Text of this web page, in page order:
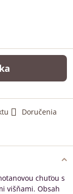
Doručenia
chuťou s
višňami. Obsah